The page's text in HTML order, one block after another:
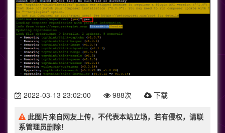
2022-03-13 23:02:00 988次 下载
此图片来自网友上传，不代表本站立场，若有侵权，请联
系管理员删除！